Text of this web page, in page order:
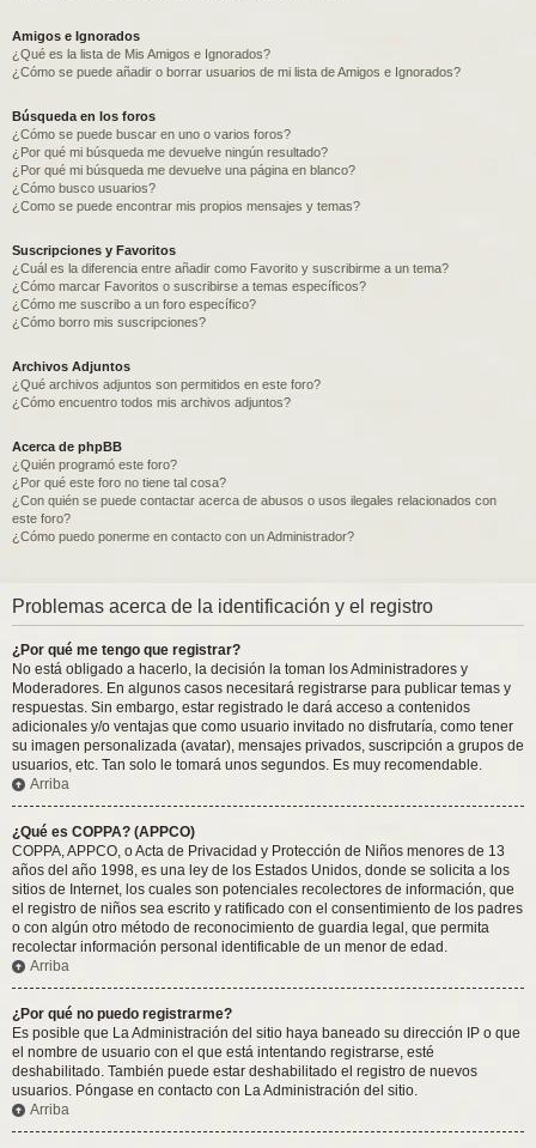
Amigos e Ignorados
¿Qué es la lista de Mis Amigos e Ignorados?
¿Cómo se puede añadir o borrar usuarios de mi lista de Amigos e Ignorados?
Búsqueda en los foros
¿Cómo se puede buscar en uno o varios foros?
¿Por qué mi búsqueda me devuelve ningún resultado?
¿Por qué mi búsqueda me devuelve una página en blanco?
¿Cómo busco usuarios?
¿Como se puede encontrar mis propios mensajes y temas?
Suscripciones y Favoritos
¿Cuál es la diferencia entre añadir como Favorito y suscribirme a un tema?
¿Cómo marcar Favoritos o suscribirse a temas específicos?
¿Cómo me suscribo a un foro específico?
¿Cómo borro mis suscripciones?
Archivos Adjuntos
¿Qué archivos adjuntos son permitidos en este foro?
¿Cómo encuentro todos mis archivos adjuntos?
Acerca de phpBB
¿Quién programó este foro?
¿Por qué este foro no tiene tal cosa?
¿Con quién se puede contactar acerca de abusos o usos ilegales relacionados con
este foro?
¿Cómo puedo ponerme en contacto con un Administrador?
Problemas acerca de la identificación y el registro
¿Por qué me tengo que registrar?
No está obligado a hacerlo, la decisión la toman los Administradores y
Moderadores. En algunos casos necesitará registrarse para publicar temas y
respuestas. Sin embargo, estar registrado le dará acceso a contenidos
adicionales y/o ventajas que como usuario invitado no disfrutaría, como tener
su imagen personalizada (avatar), mensajes privados, suscripción a grupos de
usuarios, etc. Tan solo le tomará unos segundos. Es muy recomendable.
Arriba
¿Qué es COPPA? (APPCO)
COPPA, APPCO, o Acta de Privacidad y Protección de Niños menores de 13
años del año 1998, es una ley de los Estados Unidos, donde se solicita a los
sitios de Internet, los cuales son potenciales recolectores de información, que
el registro de niños sea escrito y ratificado con el consentimiento de los padres
o con algún otro método de reconocimiento de guardia legal, que permita
recolectar información personal identificable de un menor de edad.
Arriba
¿Por qué no puedo registrarme?
Es posible que La Administración del sitio haya baneado su dirección IP o que
el nombre de usuario con el que está intentando registrarse, esté
deshabilitado. También puede estar deshabilitado el registro de nuevos
usuarios. Póngase en contacto con La Administración del sitio.
Arriba